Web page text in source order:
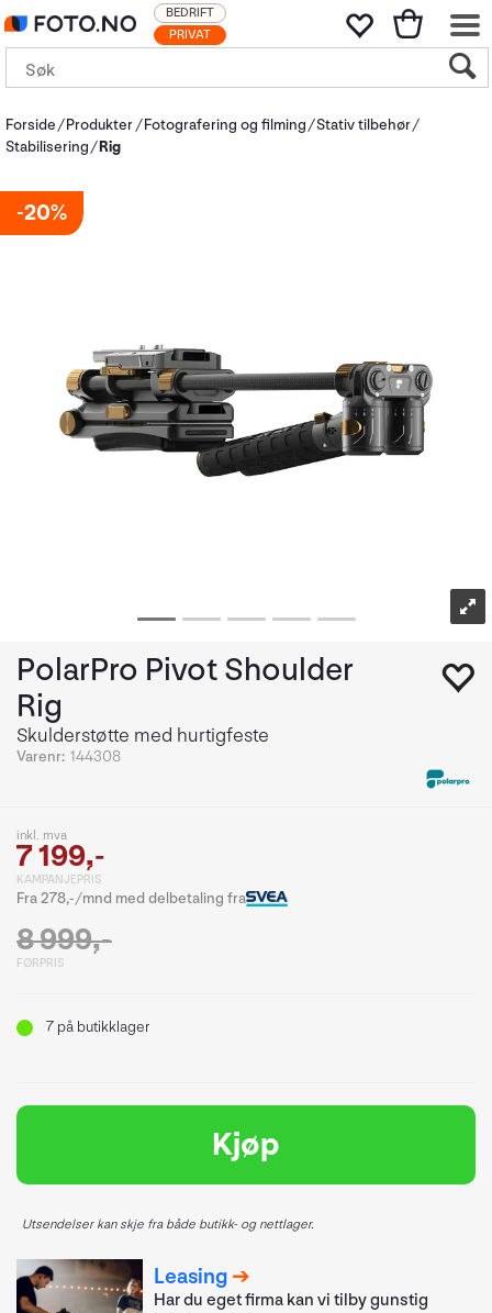
PRIVAT
BEDRIFT
Forside Produkter Fotografering og filming Stativ tilbehør
Stabilisering
Rig
20%
PolarPro Pivot Shoulder
Rig
Skulderstøtte med hurtigfeste
Varenr: 144308
inkl. mva
7 199,-
KAMPANJEPRIS
Fra 278,-/mnd med delbetaling fra
8 999,-
FØRPRIS
7 på butikklager
Kjøp
Utsendelser kan skje fra både butikk- og nettlager.
Leasing
Har du eget firma kan vi tilby gunstig